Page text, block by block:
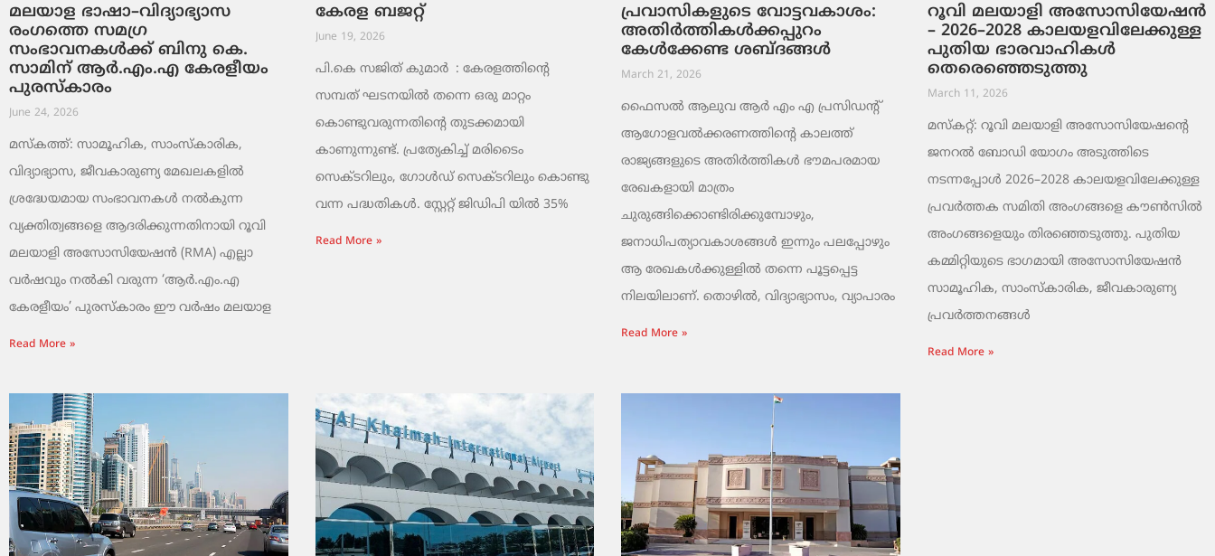
മലയാള ഭാഷാ–വിദ്യാഭ്യാസ
രംഗത്തെ സമഗ്ര
സംഭാവനകൾക്ക് ബിനു കെ.
സാമിന് ആർ.എം.എ കേരളീയം
പുരസ്‌കാരം
June 24, 2026
മസ്കത്ത്: സാമൂഹിക, സാംസ്‌കാരിക,
വിദ്യാഭ്യാസ, ജീവകാരുണ്യ മേഖലകളിൽ
ശ്രദ്ധേയമായ സംഭാവനകൾ നൽകുന്ന
വ്യക്തിത്വങ്ങളെ ആദരിക്കുന്നതിനായി റൂവി
മലയാളി അസോസിയേഷൻ (RMA) എല്ലാ
വർഷവും നൽകി വരുന്ന ‘ആർ.എം.എ
കേരളീയം’ പുരസ്‌കാരം ഈ വർഷം മലയാള
Read More »
കേരള ബജറ്റ്
June 19, 2026
പി.കെ സജിത് കുമാര്‍ : കേരളത്തിന്റെ
സമ്പത് ഘടനയിൽ തന്നെ ഒരു മാറ്റം
കൊണ്ടുവരുന്നതിന്റെ തുടക്കമായി
കാണുന്നുണ്ട്. പ്രത്യേകിച്ച് മരിടൈം
സെക്ടറിലും, ഗോൾഡ് സെക്ടറിലും കൊണ്ടു
വന്ന പദ്ധതികൾ. സ്റ്റേറ്റ് ജിഡിപി യിൽ 35%
Read More »
പ്രവാസികളുടെ വോട്ടവകാശം:
അതിർത്തികൾക്കപ്പുറം
കേൾക്കേണ്ട ശബ്ദങ്ങൾ
March 21, 2026
ഫൈസൽ ആലുവ ആർ എം എ പ്രസിഡന്റ്
ആഗോളവൽക്കരണത്തിന്റെ കാലത്ത്
രാജ്യങ്ങളുടെ അതിർത്തികൾ ഭൗമപരമായ
രേഖകളായി മാത്രം
ചുരുങ്ങിക്കൊണ്ടിരിക്കുമ്പോഴും,
ജനാധിപത്യാവകാശങ്ങൾ ഇന്നും പലപ്പോഴും
ആ രേഖകൾക്കുള്ളിൽ തന്നെ പൂട്ടപ്പെട്ട
നിലയിലാണ്. തൊഴിൽ, വിദ്യാഭ്യാസം, വ്യാപാരം
Read More »
റൂവി മലയാളി അസോസിയേഷൻ
– 2026–2028 കാലയളവിലേക്കുള്ള
പുതിയ ഭാരവാഹികൾ
തെരെഞ്ഞെടുത്തു
March 11, 2026
മസ്കറ്റ്: റൂവി മലയാളി അസോസിയേഷന്റെ
ജനറൽ ബോഡി യോഗം അടുത്തിടെ
നടന്നപ്പോൾ 2026–2028 കാലയളവിലേക്കുള്ള
പ്രവർത്തക സമിതി അംഗങ്ങളെ കൗൺസിൽ
അംഗങ്ങളെയും തിരഞ്ഞെടുത്തു. പുതിയ
കമ്മിറ്റിയുടെ ഭാഗമായി അസോസിയേഷൻ
സാമൂഹിക, സാംസ്‌കാരിക, ജീവകാരുണ്യ
പ്രവർത്തനങ്ങൾ
Read More »